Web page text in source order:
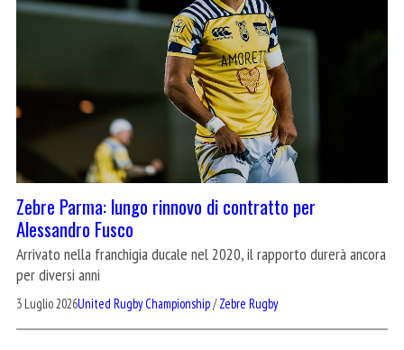
Zebre Parma: lungo rinnovo di contratto per
Alessandro Fusco
Arrivato nella franchigia ducale nel 2020, il rapporto durerà ancora
per diversi anni
3 Luglio 2026United Rugby Championship/Zebre Rugby